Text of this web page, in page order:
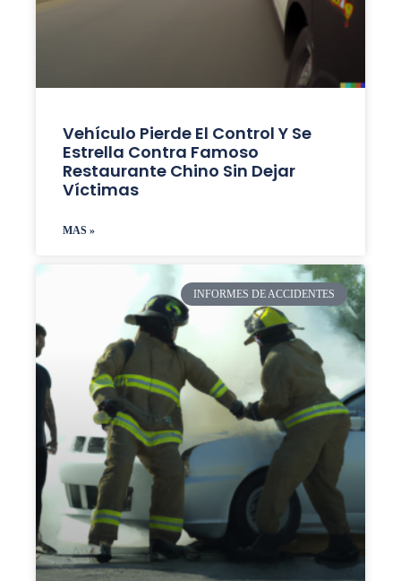
Vehículo Pierde El Control Y Se
Estrella Contra Famoso
Restaurante Chino Sin Dejar
Víctimas
MAS »
INFORMES DE ACCIDENTES